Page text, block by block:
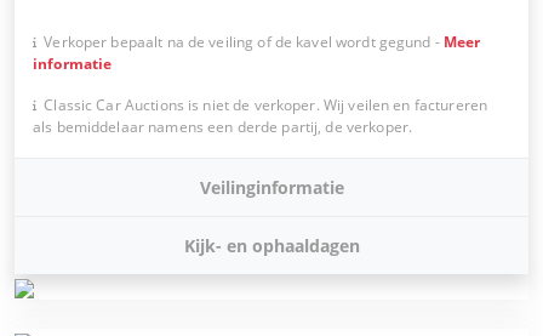
Verkoper bepaalt na de veiling of de kavel wordt gegund - Meer
informatie
Classic Car Auctions is niet de verkoper. Wij veilen en factureren
als bemiddelaar namens een derde partij, de verkoper.
Veilinginformatie
Kijk- en ophaaldagen